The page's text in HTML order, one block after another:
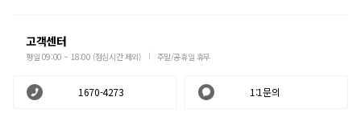
고객센터
평일 09:00 ~ 18:00 (점심시간 제외) 주말/공휴일 휴무
1670-4273 1:1문의